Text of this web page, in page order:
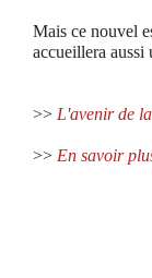
Mais ce nouvel
accueillera
>> L'avenir de
>> En savoir